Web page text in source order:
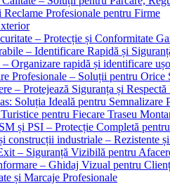
Profesionale pentru Firme
– Protecție și Conformitate
– Identificare Rapidă și
Organizare rapidă și identificare
Profesionale – Soluții pentru Orice
– Protejează Siguranța și
Soluția Ideală pentru Semnalizare
pentru Fiecare Traseu
și PSI – Protecție Completă
construcții industriale – Rezistente
– Siguranță Vizibilă pentru
– Ghidaj Vizual pentru
și Marcaje Profesionale